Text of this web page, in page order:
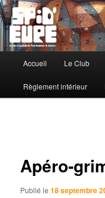
Spid'Eure
Le Club d'Escalade de
Aller
au
Accueil Le Club
Règlement intérieur
Apéro-
Publié le18 septembre